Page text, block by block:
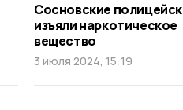
Сосновские
изъяли наркотическое
вещество
3 июля 2024, 15:19